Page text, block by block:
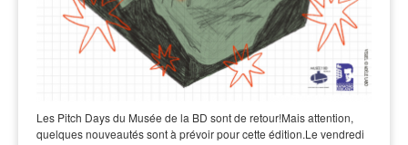
Les Pitch Days du Musée de la BD sont de retour!Mais attention,
quelques nouveautés sont à prévoir pour cette édition.Le vendredi